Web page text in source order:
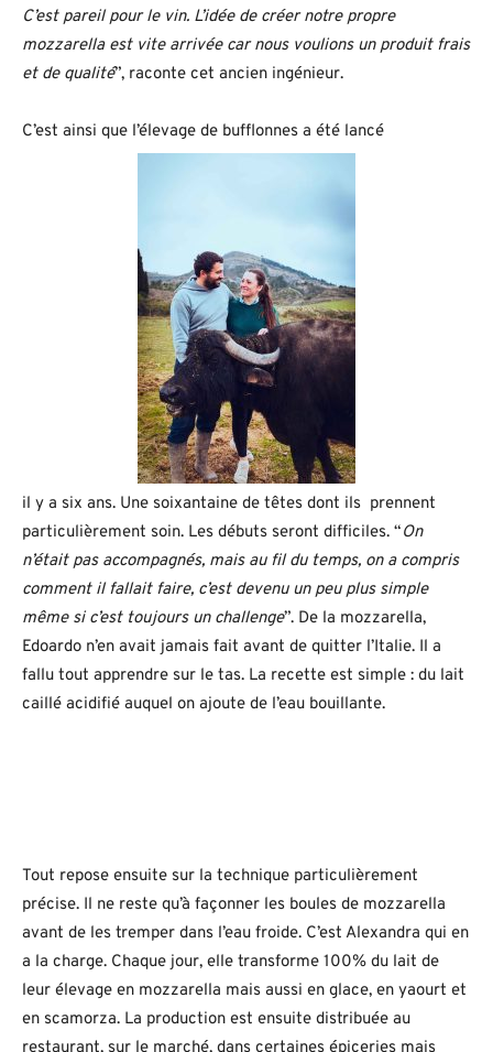
C’est pareil pour le vin. L’idée de créer notre propre
mozzarella est vite arrivée car nous voulions un produit frais
et de qualité”, raconte cet ancien ingénieur.
C’est ainsi que l’élevage de bufflonnes a été lancé
il y a six ans. Une soixantaine de têtes dont ils prennent
particulièrement soin. Les débuts seront difficiles. “On
n’était pas accompagnés, mais au fil du temps, on a compris
comment il fallait faire, c’est devenu un peu plus simple
même si c’est toujours un challenge”. De la mozzarella,
Edoardo n’en avait jamais fait avant de quitter l’Italie. Il a
fallu tout apprendre sur le tas. La recette est simple : du lait
caillé acidifié auquel on ajoute de l’eau bouillante.
Tout repose ensuite sur la technique particulièrement
précise. Il ne reste qu’à façonner les boules de mozzarella
avant de les tremper dans l’eau froide. C’est Alexandra qui en
a la charge. Chaque jour, elle transforme 100% du lait de
leur élevage en mozzarella mais aussi en glace, en yaourt et
en scamorza. La production est ensuite distribuée au